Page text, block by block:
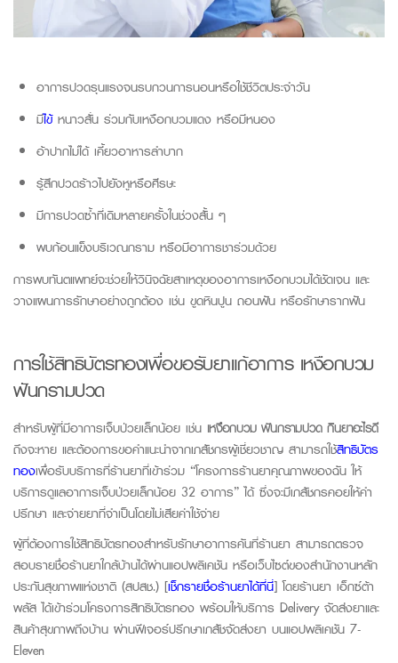
อาการปวดรุนแรงจนรบกวนการนอนหรือใช้ชีวิตประจำวัน
มีไข้หนาวสั่น ร่วมกับเหงือกบวมแดง หรือมีหนอง
อ้าปากไม่ได้ เคี้ยวอาหารลำบาก
รู้สึกปวดร้าวไปยังหูหรือศีรษะ
มีการปวดซ้ำที่เดิมหลายครั้งในช่วงสั้น ๆ
พบก้อนแข็งบริเวณกราม หรือมีอาการชาร่วมด้วย
การพบทันตแพทย์จะช่วยให้วินิจฉัยสาเหตุของอาการเหงือกบวมได้ชัดเจน และ
วางแผนการรักษาอย่างถูกต้อง เช่น ขูดหินปูน ถอนฟัน หรือรักษารากฟัน
การใช้สิทธิบัตรทองเพื่อขอรับยาแก้อาการ เหงือกบวม
ฟันกรามปวด
สำหรับผู้ที่มีอาการเจ็บป่วยเล็กน้อย เช่น เหงือกบวม ฟันกรามปวด กินยาอะไรดี
ถึงจะหาย และต้องการขอคำแนะนำจากเภสัชกรผู้เชี่ยวชาญ สามารถใช้สิทธิบัตร
ทองเพื่อรับบริการที่ร้านยาที่เข้าร่วม “โครงการร้านยาคุณภาพของฉัน ให้
บริการดูแลอาการเจ็บป่วยเล็กน้อย 32 อาการ” ได้ ซึ่งจะมีเภสัชกรคอยให้คำ
ปรึกษา และจ่ายยาที่จำเป็นโดยไม่เสียค่าใช้จ่าย
ผู้ที่ต้องการใช้สิทธิบัตรทองสำหรับรักษาอาการคันที่ร้านยา สามารถตรวจ
สอบรายชื่อร้านยาใกล้บ้านได้ผ่านแอปพลิเคชัน หรือเว็บไซต์ของสำนักงานหลัก
ประกันสุขภาพแห่งชาติ (สปสช.) [เช็กรายชื่อร้านยาได้ที่นี่] โดยร้านยา เอ็กซ์ต้า
พลัส ได้เข้าร่วมโครงการสิทธิบัตรทอง พร้อมให้บริการ Deliveryจัดส่งยาและ
สินค้าสุขภาพถึงบ้าน ผ่านฟีเจอร์ปรึกษาเภสัชจัดส่งยา บนแอปพลิเคชัน 7-
Eleven